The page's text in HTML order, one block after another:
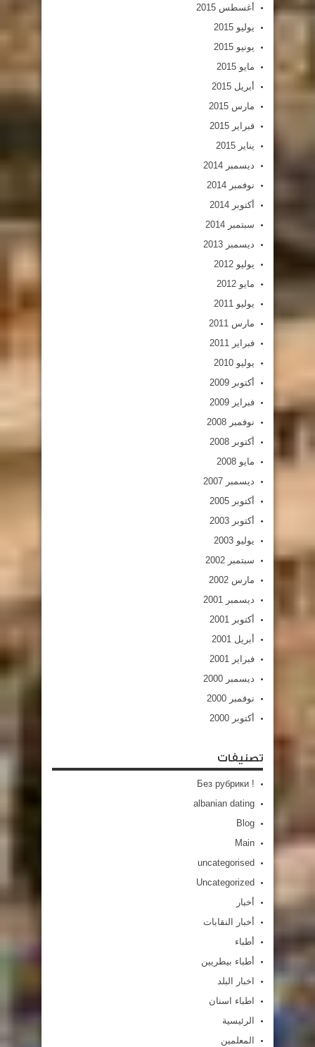
أغسطس 2015
يوليو 2015
يونيو 2015
مايو 2015
أبريل 2015
مارس 2015
فبراير 2015
يناير 2015
ديسمبر 2014
نوفمبر 2014
أكتوبر 2014
سبتمبر 2014
ديسمبر 2013
يوليو 2012
مايو 2012
يوليو 2011
مارس 2011
فبراير 2011
يوليو 2010
أكتوبر 2009
فبراير 2009
نوفمبر 2008
أكتوبر 2008
مايو 2008
ديسمبر 2007
أكتوبر 2005
أكتوبر 2003
يوليو 2003
سبتمبر 2002
مارس 2002
ديسمبر 2001
أكتوبر 2001
أبريل 2001
فبراير 2001
ديسمبر 2000
نوفمبر 2000
أكتوبر 2000
تصنيفات
! Без рубрики
albanian dating
Blog
Main
uncategorised
Uncategorized
أخبار
أخبار النقابات
أطباء
أطباء بيطريين
اخبار البلد
اطباء اسنان
الرئيسية
المعلمين